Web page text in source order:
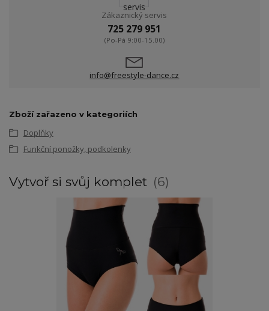
Zákaznický servis
725 279 951
(Po-Pá 9:00-15.00)
info@freestyle-dance.cz
Zboží zařazeno v kategoriích
Doplňky
Funkční ponožky, podkolenky
Vytvoř si svůj komplet 6